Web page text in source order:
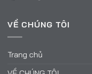
VỀ CHÚNG TÔI
Trang chủ